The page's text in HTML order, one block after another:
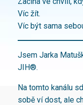
Víc žít.
Víc být sama
Jsem Jarka
JIH®.
Na tomto kanálu
sobě ví dost, ale